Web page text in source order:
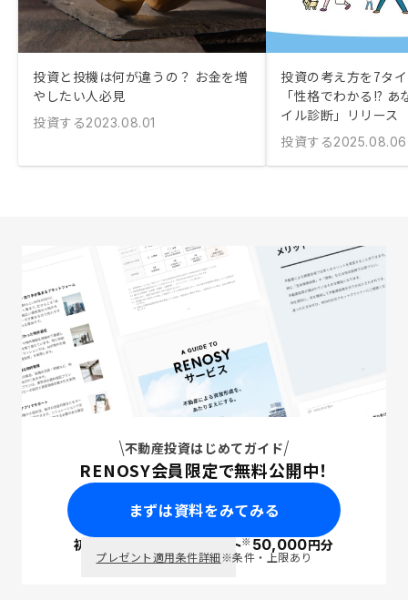
投資と投機は何が違うの？ お金を増
やしたい人必見
投資する2023.08.01
投資の考え方を7タ
「性格でわかる!?
イル診断」リリース
投資する2025.08.06
不動産投資はじめてガイド
RENOSY会員限定で無料公開中！
まずは資料をみてみる
初回面談で ポイント※50,000円分
プレゼント適用条件詳細※条件・上限あり